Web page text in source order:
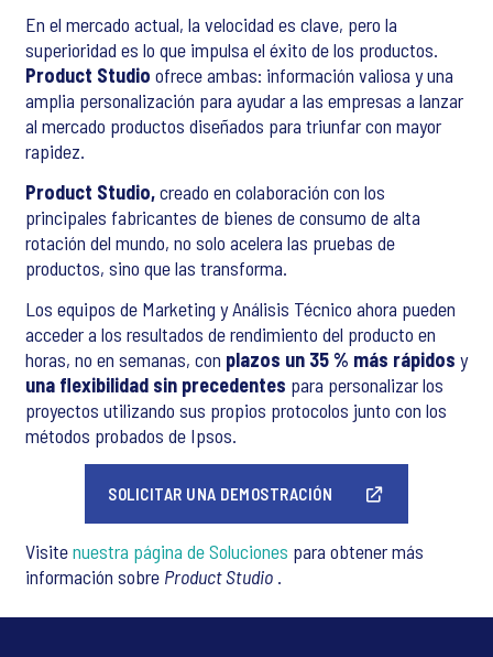
En el mercado actual, la velocidad es clave, pero la
superioridad es lo que impulsa el éxito de los productos.
Product Studio ofrece ambas: información valiosa y una
amplia personalización para ayudar a las empresas a lanzar
al mercado productos diseñados para triunfar con mayor
rapidez.
Product Studio,creado en colaboración con los
principales fabricantes de bienes de consumo de alta
rotación del mundo, no solo acelera las pruebas de
productos, sino que las transforma.
Los equipos de Marketing y Análisis Técnico ahora pueden
acceder a los resultados de rendimiento del producto en
horas, no en semanas, con plazos un 35 % más rápidos y
una flexibilidad sin precedentes para personalizar los
proyectos utilizando sus propios protocolos junto con los
métodos probados de Ipsos.
SOLICITAR UNA DEMOSTRACIÓN
Visitenuestra página de Soluciones para obtener más
información sobre Product Studio .